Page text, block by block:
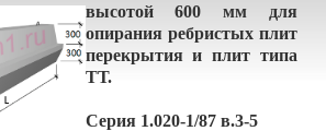
высотой 600 мм для
опирания ребристых плит
перекрытия и плит типа
ТТ.
Серия 1.020-1/87 в.3-5